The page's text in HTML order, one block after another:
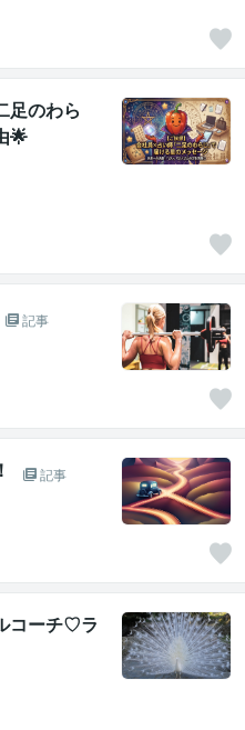
足のわら
🌟
記事
記事
コーチ♡ラ